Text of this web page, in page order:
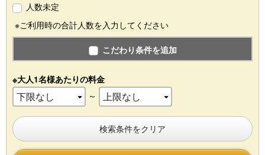
人数未定
※ご利用時の合計人数を入力してください
こだわり条件を追加
※大人1名様あたりの料金
～
検索条件をクリア